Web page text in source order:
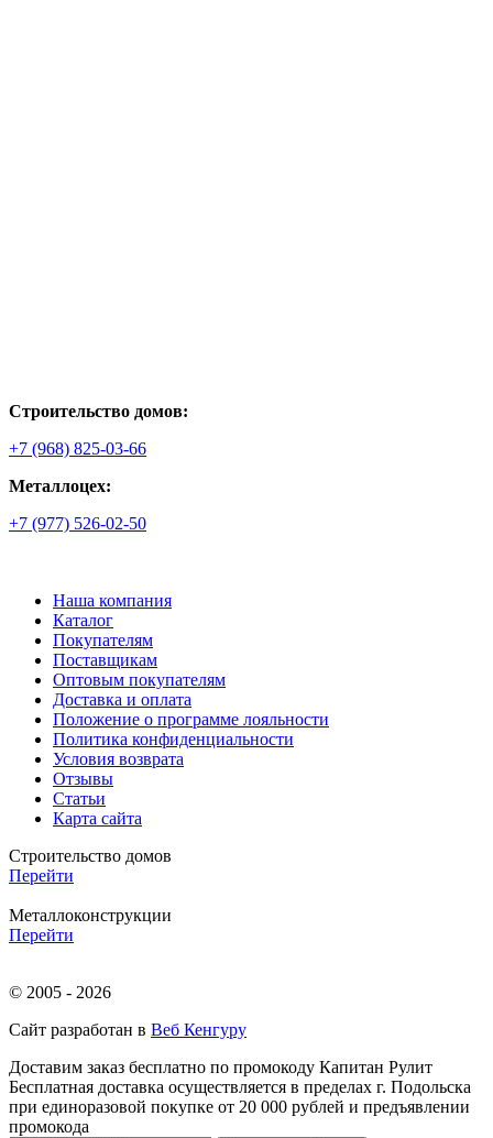
Строительство домов:
+7 (968) 825-03-66
Металлоцех:
+7 (977) 526-02-50
Наша компания
Каталог
Покупателям
Поставщикам
Оптовым покупателям
Доставка и оплата
Положение о программе лояльности
Политика конфиденциальности
Условия возврата
Отзывы
Статьи
Карта сайта
Строительство домов
Перейти
Металлоконструкции
Перейти
© 2005 - 2026
Сайт разработан в Веб Кенгуру
Доставим заказ бесплатно по промокоду Капитан Рулит
Бесплатная доставка осуществляется в пределах г. Подольска
при единоразовой покупке от 20 000 рублей и предъявлении
промокода